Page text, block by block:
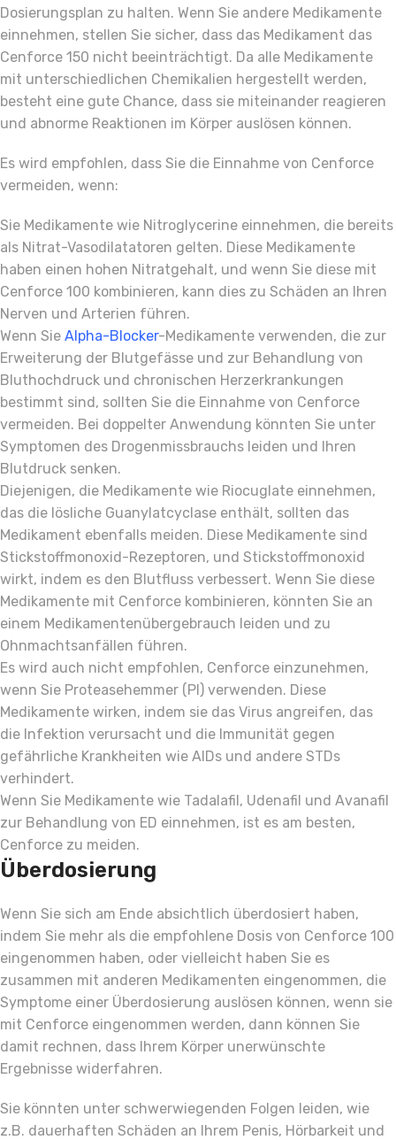
Dosierungsplan zu halten. Wenn Sie andere Medikamente
einnehmen, stellen Sie sicher, dass das Medikament das
Cenforce 150 nicht beeinträchtigt. Da alle Medikamente
mit unterschiedlichen Chemikalien hergestellt werden,
besteht eine gute Chance, dass sie miteinander reagieren
und abnorme Reaktionen im Körper auslösen können.
Es wird empfohlen, dass Sie die Einnahme von Cenforce
vermeiden, wenn:
Sie Medikamente wie Nitroglycerine einnehmen, die bereits
als Nitrat-Vasodilatatoren gelten. Diese Medikamente
haben einen hohen Nitratgehalt, und wenn Sie diese mit
Cenforce 100 kombinieren, kann dies zu Schäden an Ihren
Nerven und Arterien führen.
Wenn Sie Alpha-Blocker-Medikamente verwenden, die zur
Erweiterung der Blutgefässe und zur Behandlung von
Bluthochdruck und chronischen Herzerkrankungen
bestimmt sind, sollten Sie die Einnahme von Cenforce
vermeiden. Bei doppelter Anwendung könnten Sie unter
Symptomen des Drogenmissbrauchs leiden und Ihren
Blutdruck senken.
Diejenigen, die Medikamente wie Riocuglate einnehmen,
das die lösliche Guanylatcyclase enthält, sollten das
Medikament ebenfalls meiden. Diese Medikamente sind
Stickstoffmonoxid-Rezeptoren, und Stickstoffmonoxid
wirkt, indem es den Blutfluss verbessert. Wenn Sie diese
Medikamente mit Cenforce kombinieren, könnten Sie an
einem Medikamentenübergebrauch leiden und zu
Ohnmachtsanfällen führen.
Es wird auch nicht empfohlen, Cenforce einzunehmen,
wenn Sie Proteasehemmer (PI) verwenden. Diese
Medikamente wirken, indem sie das Virus angreifen, das
die Infektion verursacht und die Immunität gegen
gefährliche Krankheiten wie AIDs und andere STDs
verhindert.
Wenn Sie Medikamente wie Tadalafil, Udenafil und Avanafil
zur Behandlung von ED einnehmen, ist es am besten,
Cenforce zu meiden.
Überdosierung
Wenn Sie sich am Ende absichtlich überdosiert haben,
indem Sie mehr als die empfohlene Dosis von Cenforce 100
eingenommen haben, oder vielleicht haben Sie es
zusammen mit anderen Medikamenten eingenommen, die
Symptome einer Überdosierung auslösen können, wenn sie
mit Cenforce eingenommen werden, dann können Sie
damit rechnen, dass Ihrem Körper unerwünschte
Ergebnisse widerfahren.
Sie könnten unter schwerwiegenden Folgen leiden, wie
z.B. dauerhaften Schäden an Ihrem Penis, Hörbarkeit und